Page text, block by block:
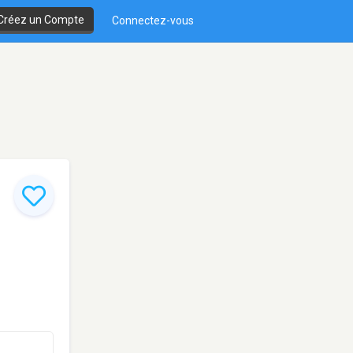
un Compte Connectez-vous